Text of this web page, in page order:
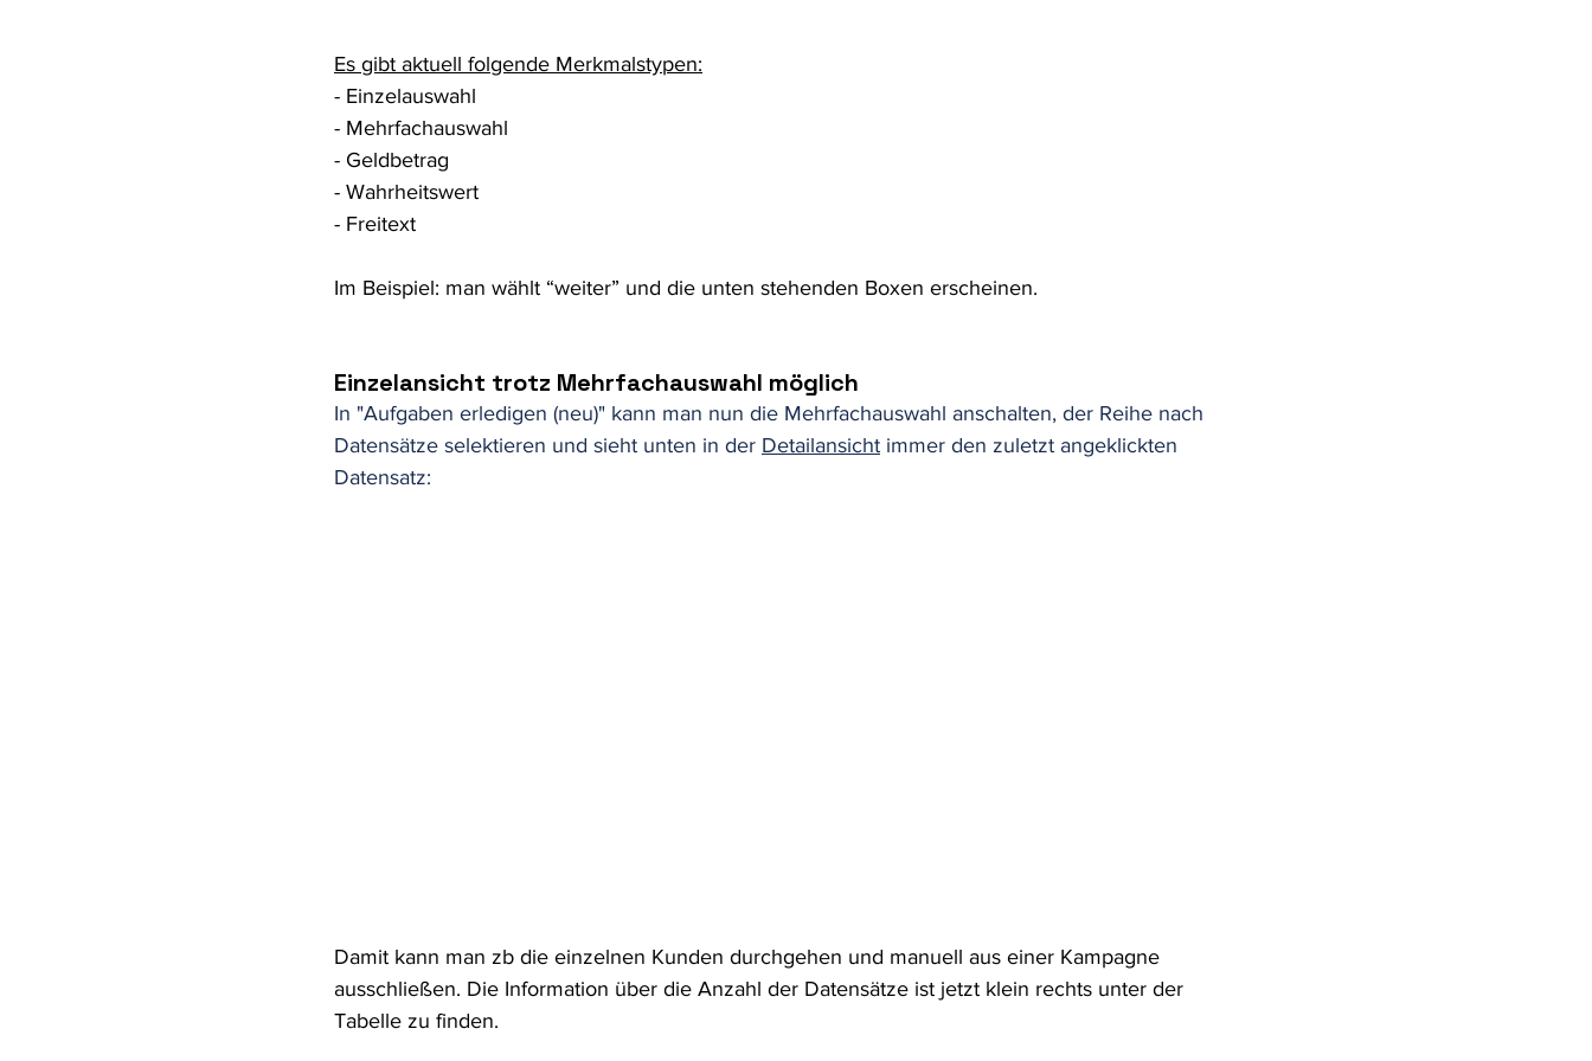
Es gibt aktuell folgende Merkmalstypen:
- Einzelauswahl
- Mehrfachauswahl
- Geldbetrag
- Wahrheitswert
- Freitext
Im Beispiel: man wählt “weiter” und die unten stehenden Boxen erscheinen.
Einzelansicht trotz Mehrfachauswahl möglich
In "Aufgaben erledigen (neu)" kann man nun die Mehrfachauswahl anschalten, der Reihe nach
Datensätze selektieren und sieht unten in der Detailansicht immer den zuletzt angeklickten
Datensatz:
Damit kann man zb die einzelnen Kunden durchgehen und manuell aus einer Kampagne
ausschließen. Die Information über die Anzahl der Datensätze ist jetzt klein rechts unter der
Tabelle zu finden.